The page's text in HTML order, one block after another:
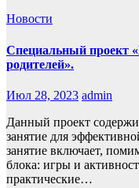
Новости
Специальный проект
родителей».
Июл 28, 2023 admin
Данный проект
занятие для
занятие включает,
блока: игры и
практические…